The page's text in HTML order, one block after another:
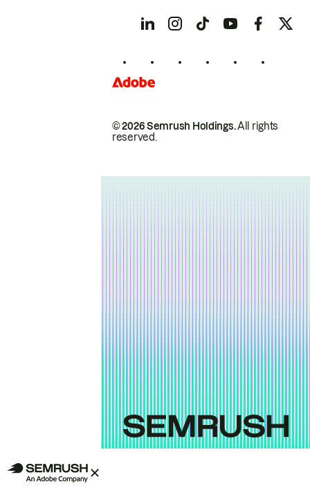
© 2026 Semrush Holdings.All rights
reserved.